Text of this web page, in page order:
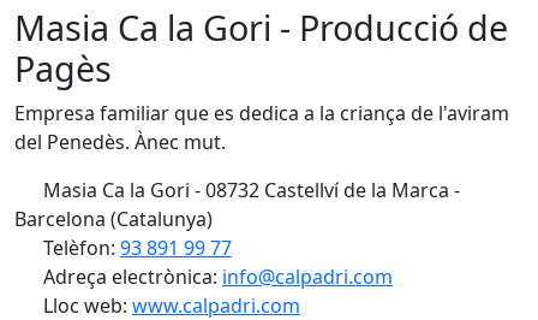
Masia Ca la Gori - Producció de
Pagès
Empresa familiar que es dedica a la criança de l'aviram
del Penedès. Ànec mut.
Masia Ca la Gori - 08732 Castellví de la Marca -
Barcelona (Catalunya)
Telèfon: 93 891 99 77
Adreça electrònica: info@calpadri.com
Lloc web: www.calpadri.com